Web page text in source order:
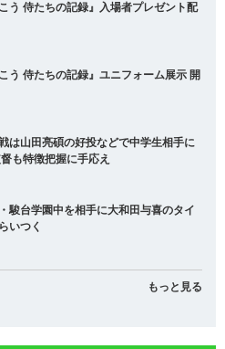
う 侍たちの記録』入場者プレゼント配
う 侍たちの記録』ユニフォーム展示 開
は山田亮碩の好投などで中学生相手に
も特徴把握に手応え
駿台学園中を相手に大和田与喜のタイ
いつく
もっと見る